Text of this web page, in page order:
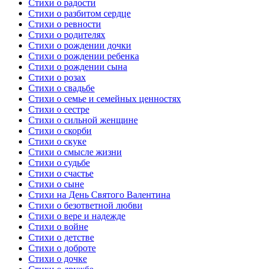
Стихи о радости
Стихи о разбитом сердце
Стихи о ревности
Стихи о родителях
Стихи о рождении дочки
Стихи о рождении ребенка
Стихи о рождении сына
Стихи о розах
Стихи о свадьбе
Стихи о семье и семейных ценностях
Стихи о сестре
Стихи о сильной женщине
Стихи о скорби
Стихи о скуке
Стихи о смысле жизни
Стихи о судьбе
Стихи о счастье
Стихи о сыне
Стихи на День Святого Валентина
Стихи о безответной любви
Стихи о вере и надежде
Стихи о войне
Стихи о детстве
Стихи о доброте
Стихи о дочке